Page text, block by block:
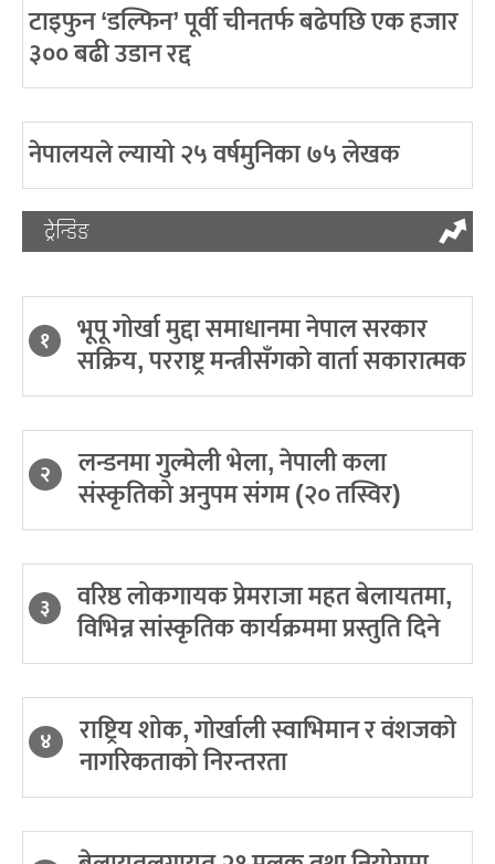
टाइफुन ‘डल्फिन’ पूर्वी चीनतर्फ बढेपछि एक हजार
३०० बढी उडान रद्द
नेपालयले ल्यायो २५ वर्षमुनिका ७५ लेखक
ट्रेन्डिङ
१ भूपू गोर्खा मुद्दा समाधानमा नेपाल सरकार
सक्रिय, परराष्ट्र मन्त्रीसँगको वार्ता सकारात्मक
२ लन्डनमा गुल्मेली भेला, नेपाली कला
संस्कृतिको अनुपम संगम (२० तस्विर)
३ वरिष्ठ लोकगायक प्रेमराजा महत बेलायतमा,
विभिन्न सांस्कृतिक कार्यक्रममा प्रस्तुति दिने
४ राष्ट्रिय शोक, गोर्खाली स्वाभिमान र वंशजको
नागरिकताको निरन्तरता